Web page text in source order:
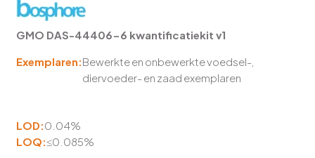
GMO DAS-44406-6 kwantificatiekit v1
Exemplaren:Bewerkte en onbewerkte voedsel-,
diervoeder- en zaad exemplaren
LOD:0.04%
LOQ:≤0.085%